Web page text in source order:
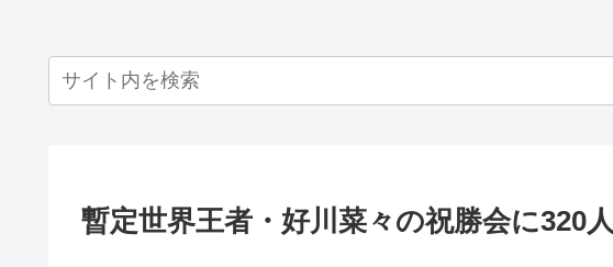
暫定世界王者・好川菜々の祝勝会に320人